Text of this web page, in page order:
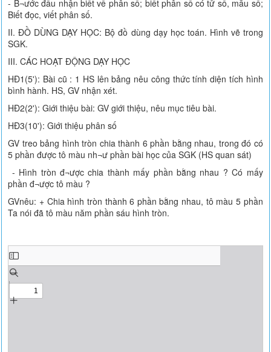
- B¬ước đầu nhận biết về phân số; biết phân số có tử số, mẫu số;
Biết đọc, viết phân số.
II. ĐỒ DÙNG DẠY HỌC: Bộ đồ dùng dạy học toán. Hình vẽ trong
SGK.
III. CÁC HOẠT ĐỘNG DẠY HỌC
HĐ1(5'): Bài cũ : 1 HS lên bảng nêu công thức tính diện tích hình
bình hành. HS, GV nhận xét.
HĐ2(2'): Giới thiệu bài: GV giới thiệu, nêu mục tiêu bài.
HĐ3(10'): Giới thiệu phân số
GV treo bảng hình tròn chia thành 6 phần bằng nhau, trong đó có
5 phần được tô màu nh¬ư phần bài học của SGK (HS quan sát)
- Hình tròn đ¬ược chia thành mấy phần bằng nhau ? Có mấy
phần đ¬ược tô màu ?
GVnêu: + Chia hình tròn thành 6 phần bằng nhau, tô màu 5 phần
Ta nói đã tô màu năm phần sáu hình tròn.